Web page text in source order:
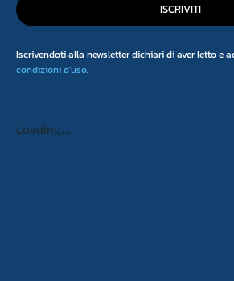
ISCRIVITI
Iscrivendoti alla newsletter dichiari di aver letto e
condizioni d'uso.
Loading...